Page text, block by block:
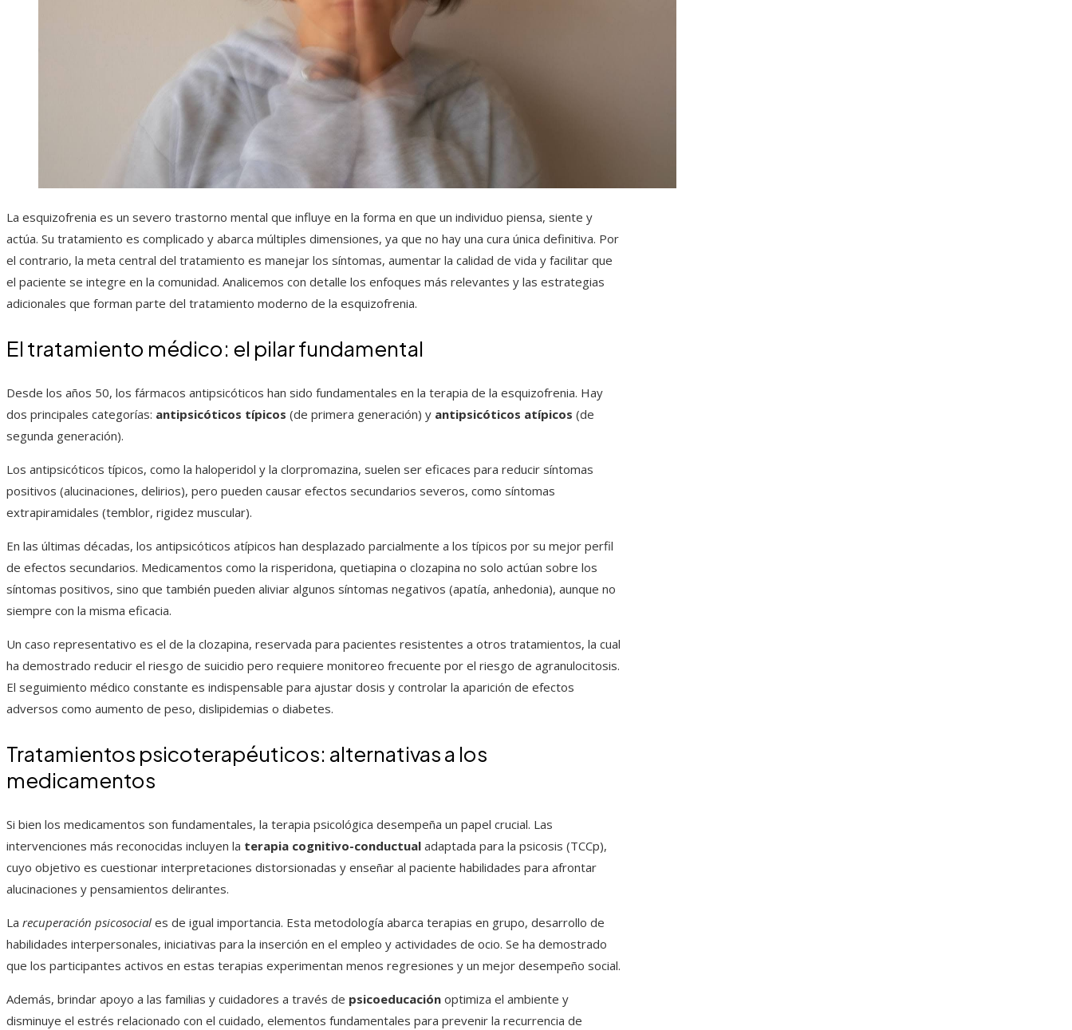
La esquizofrenia es un severo trastorno mental que influye en la forma en que un individuo piensa, siente y
actúa. Su tratamiento es complicado y abarca múltiples dimensiones, ya que no hay una cura única definitiva. Por
el contrario, la meta central del tratamiento es manejar los síntomas, aumentar la calidad de vida y facilitar que
el paciente se integre en la comunidad. Analicemos con detalle los enfoques más relevantes y las estrategias
adicionales que forman parte del tratamiento moderno de la esquizofrenia.
El tratamiento médico: el pilar fundamental
Desde los años 50, los fármacos antipsicóticos han sido fundamentales en la terapia de la esquizofrenia. Hay
dos principales categorías: antipsicóticos típicos (de primera generación) y antipsicóticos atípicos (de
segunda generación).
Los antipsicóticos típicos, como la haloperidol y la clorpromazina, suelen ser eficaces para reducir síntomas
positivos (alucinaciones, delirios), pero pueden causar efectos secundarios severos, como síntomas
extrapiramidales (temblor, rigidez muscular).
En las últimas décadas, los antipsicóticos atípicos han desplazado parcialmente a los típicos por su mejor perfil
de efectos secundarios. Medicamentos como la risperidona, quetiapina o clozapina no solo actúan sobre los
síntomas positivos, sino que también pueden aliviar algunos síntomas negativos (apatía, anhedonia), aunque no
siempre con la misma eficacia.
Un caso representativo es el de la clozapina, reservada para pacientes resistentes a otros tratamientos, la cual
ha demostrado reducir el riesgo de suicidio pero requiere monitoreo frecuente por el riesgo de agranulocitosis.
El seguimiento médico constante es indispensable para ajustar dosis y controlar la aparición de efectos
adversos como aumento de peso, dislipidemias o diabetes.
Tratamientos psicoterapéuticos: alternativas a los
medicamentos
Si bien los medicamentos son fundamentales, la terapia psicológica desempeña un papel crucial. Las
intervenciones más reconocidas incluyen la terapia cognitivo-conductual adaptada para la psicosis (TCCp),
cuyo objetivo es cuestionar interpretaciones distorsionadas y enseñar al paciente habilidades para afrontar
alucinaciones y pensamientos delirantes.
La recuperación psicosocial es de igual importancia. Esta metodología abarca terapias en grupo, desarrollo de
habilidades interpersonales, iniciativas para la inserción en el empleo y actividades de ocio. Se ha demostrado
que los participantes activos en estas terapias experimentan menos regresiones y un mejor desempeño social.
Además, brindar apoyo a las familias y cuidadores a través de psicoeducación optimiza el ambiente y
disminuye el estrés relacionado con el cuidado, elementos fundamentales para prevenir la recurrencia de